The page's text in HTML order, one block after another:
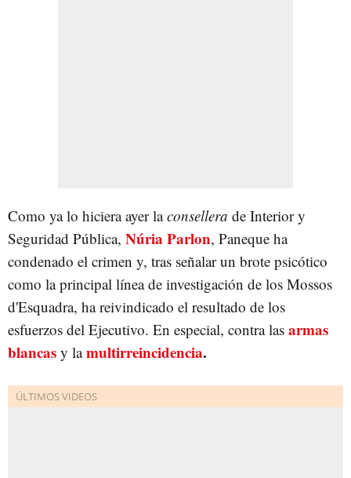
Como ya lo hiciera ayer laconsellera de Interior y
Seguridad Pública, Núria Parlon, Paneque ha
condenado el crimen y, tras señalar un brote psicótico
como la principal línea de investigación de los Mossos
d'Esquadra, ha reivindicado el resultado de los
esfuerzos del Ejecutivo. En especial, contra las armas
blancas y lamultirreincidencia.